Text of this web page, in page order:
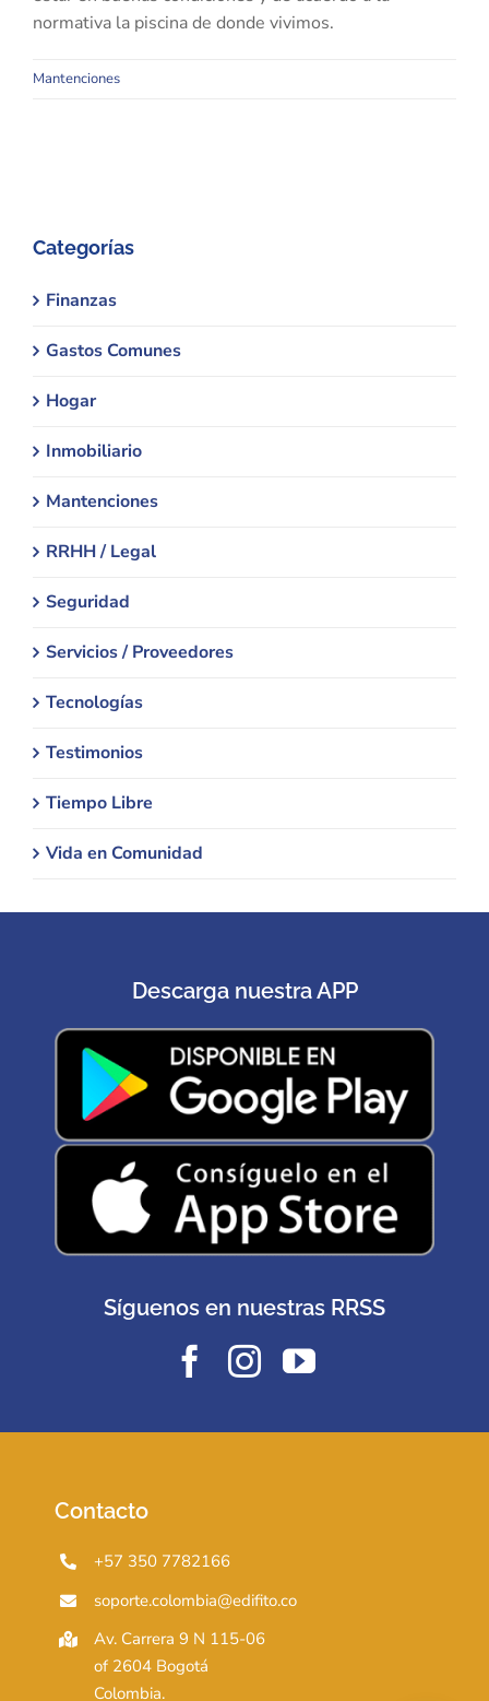
normativa la piscina de donde vivimos.
Mantenciones
Categorías
Finanzas
Gastos Comunes
Hogar
Inmobiliario
Mantenciones
RRHH / Legal
Seguridad
Servicios / Proveedores
Tecnologías
Testimonios
Tiempo Libre
Vida en Comunidad
Descarga nuestra APP
Síguenos en nuestras RRSS
Contacto
+57 350 7782166
soporte.colombia@edifito.co
Av. Carrera 9 N 115-06
of 2604 Bogotá
Colombia.